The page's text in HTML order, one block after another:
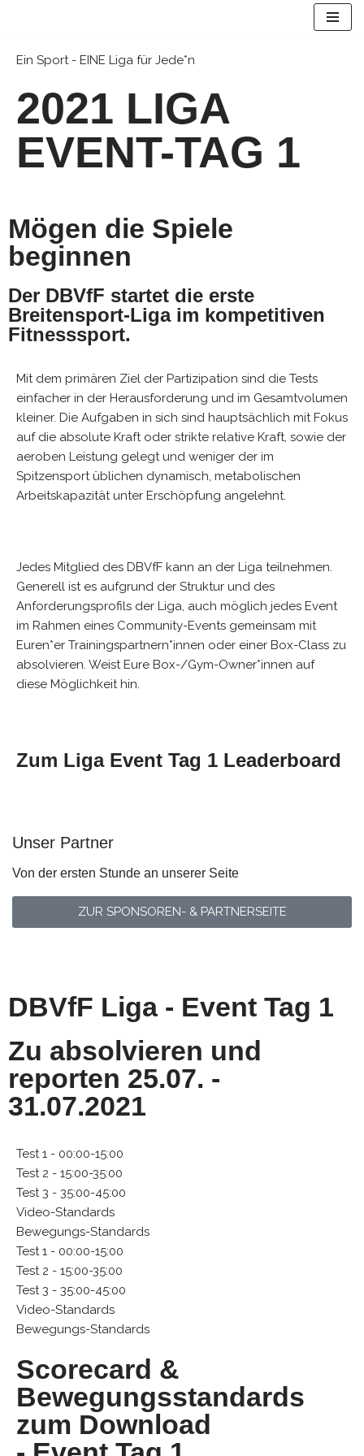
Inhalt
Ein Sport - EINE Liga für Jede*n
2021 LIGA
EVENT-TAG 1
Mögen die Spiele
beginnen
Der DBVfF startet die erste
Breitensport-Liga im kompetitiven
Fitnesssport.
Mit dem primären Ziel der Partizipation sind die Tests
einfacher in der Herausforderung und im Gesamtvolumen
kleiner. Die Aufgaben in sich sind hauptsächlich mit Fokus
auf die absolute Kraft oder strikte relative Kraft, sowie der
aeroben Leistung gelegt und weniger der im
Spitzensport üblichen dynamisch, metabolischen
Arbeitskapazität unter Erschöpfung angelehnt.
Jedes Mitglied des DBVfF kann an der Liga teilnehmen.
Generell ist es aufgrund der Struktur und des
Anforderungsprofils der Liga, auch möglich jedes Event
im Rahmen eines Community-Events gemeinsam mit
Euren*er Trainingspartnern*innen oder einer Box-Class zu
absolvieren. Weist Eure Box-/Gym-Owner*innen auf
diese Möglichkeit hin.
Zum Liga Event Tag 1 Leaderboard
Unser Partner
Von der ersten Stunde an unserer Seite
ZUR SPONSOREN- & PARTNERSEITE
DBVfF Liga - Event Tag 1
Zu absolvieren und
reporten 25.07. -
31.07.2021
Test 1 - 00:00-15:00
Test 2 - 15:00-35:00
Test 3 - 35:00-45:00
Video-Standards
Bewegungs-Standards
Test 1 - 00:00-15:00
Test 2 - 15:00-35:00
Test 3 - 35:00-45:00
Video-Standards
Bewegungs-Standards
Scorecard &
Bewegungsstandards
zum Download